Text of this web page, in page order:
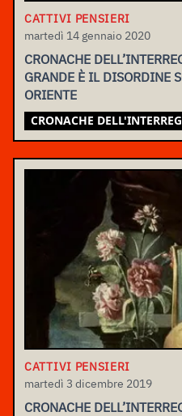
CATTIVI PENSIERI
martedì 14 gennaio 2020
CRONACHE
GRANDE È IL DISORDINE
ORIENTE
CRONACHE
CATTIVI PENSIERI
martedì 3 dicembre 2019
CRONACHE